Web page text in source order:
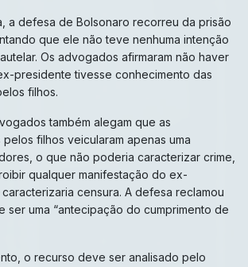
a defesa de Bolsonaro recorreu da prisão
que ele não teve nenhuma intenção
Os advogados afirmaram não haver
presidente tivesse conhecimento das
filhos.
também alegam que as
filhos veicularam apenas uma
o que não poderia caracterizar crime,
qualquer manifestação do ex-
censura. A defesa reclamou
ser uma “antecipação do cumprimento de
o recurso deve ser analisado pelo